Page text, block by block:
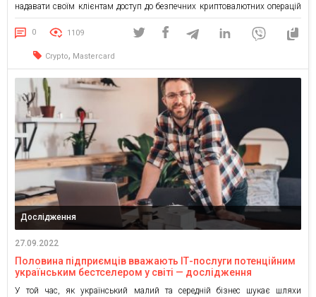
надавати своїм клієнтам доступ до безпечних криптовалютних операцій
та сервісів. Згідно з цьогорічним дослідженням Mastercard New
Payments Index, 29% респондентів у всьому світі зберігають
криптовалюту як інвестиції, і 65% опитаних хотіли б, аби […]
0 1109
Crypto, Mastercard
Дослідження
27.09.2022
Половина підприємців вважають ІТ-послуги потенційним
українським бестселером у світі — дослідження
У той час, як український малий та середній бізнес шукає шляхи